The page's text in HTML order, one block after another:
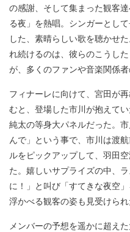
の感謝、そして集まった観客
る夜」を熱唱。シンガーとし
した、素晴らしい歌を聴かせ
れ続けるのは、彼らのこうし
が、多くのファンや音楽関係
フィナーレに向けて、宮田が
むと、登場した市川が抱えて
純太の等身大パネルだった。
んで」という事で、市川は渡
ルをピックアップして、羽田
た。嬉しいサプライズの中、
に！」と叫び「すてきな夜空
浮かべる観客の姿も見受けられ
メンバーの予想を遥かに超え